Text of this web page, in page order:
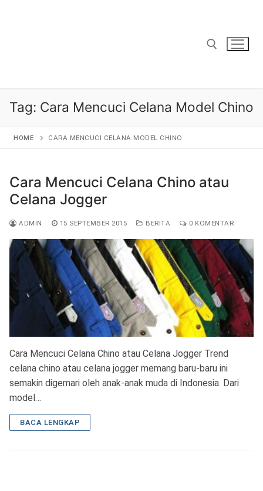
Tag: Cara Mencuci Celana Model Chino
HOME CARA MENCUCI CELANA MODEL CHINO
Cara Mencuci Celana Chino atau
Celana Jogger
ADMIN 15 SEPTEMBER 2015 BERITA 0 KOMENTAR
Cara Mencuci Celana Chino atau Celana Jogger Trend
celana chino atau celana jogger memang baru-baru ini
semakin digemari oleh anak-anak muda di Indonesia. Dari
model…
BACA LENGKAP